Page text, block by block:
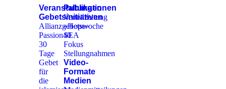
Veranstaltungen
Gebetsinitiativen
Allianzgebetswoche
Passion40
30
Tage
Gebet
für
die
Publikationen
Verteilzeitung
«Hope»
SEA
Fokus
Stellungnahmen
Video-
Formate
Medien